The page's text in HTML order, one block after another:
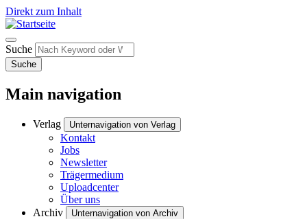
Direkt zum Inhalt
Suche
Suche
Main navigation
Verlag Unternavigation von Verlag
Kontakt
Jobs
Newsletter
Trägermedium
Uploadcenter
Über uns
Archiv
Unternavigation von Archiv